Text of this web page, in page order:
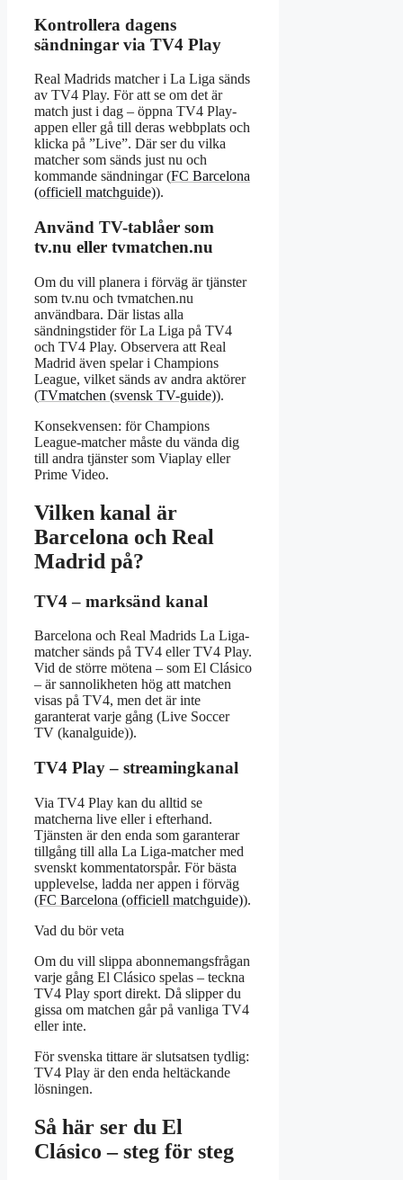
Kontrollera dagens
sändningar via TV4 Play
Real Madrids matcher i La Liga sänds
av TV4 Play. För att se om det är
match just i dag – öppna TV4 Play-
appen eller gå till deras webbplats och
klicka på ”Live”. Där ser du vilka
matcher som sänds just nu och
kommande sändningar (FC Barcelona
(officiell matchguide)).
Använd TV-tablåer som
tv.nu eller tvmatchen.nu
Om du vill planera i förväg är tjänster
som tv.nu och tvmatchen.nu
användbara. Där listas alla
sändningstider för La Liga på TV4
och TV4 Play. Observera att Real
Madrid även spelar i Champions
League, vilket sänds av andra aktörer
(TVmatchen (svensk TV-guide)).
Konsekvensen: för Champions
League-matcher måste du vända dig
till andra tjänster som Viaplay eller
Prime Video.
Vilken kanal är
Barcelona och Real
Madrid på?
TV4 – marksänd kanal
Barcelona och Real Madrids La Liga-
matcher sänds på TV4 eller TV4 Play.
Vid de större mötena – som El Clásico
– är sannolikheten hög att matchen
visas på TV4, men det är inte
garanterat varje gång (Live Soccer
TV (kanalguide)).
TV4 Play – streamingkanal
Via TV4 Play kan du alltid se
matcherna live eller i efterhand.
Tjänsten är den enda som garanterar
tillgång till alla La Liga-matcher med
svenskt kommentatorspår. För bästa
upplevelse, ladda ner appen i förväg
(FC Barcelona (officiell matchguide)).
Vad du bör veta
Om du vill slippa abonnemangsfrågan
varje gång El Clásico spelas – teckna
TV4 Play sport direkt. Då slipper du
gissa om matchen går på vanliga TV4
eller inte.
För svenska tittare är slutsatsen tydlig:
TV4 Play är den enda heltäckande
lösningen.
Så här ser du El
Clásico – steg för steg